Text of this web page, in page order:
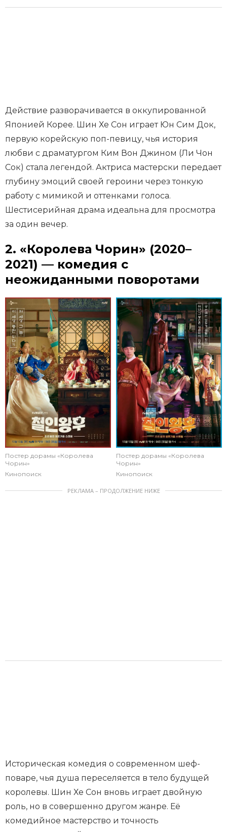
Действие разворачивается в оккупированной
Японией Корее. Шин Хе Сон играет Юн Сим Док,
первую корейскую поп-певицу, чья история
любви с драматургом Ким Вон Джином (Ли Чон
Сок) стала легендой. Актриса мастерски передает
глубину эмоций своей героини через тонкую
работу с мимикой и оттенками голоса.
Шестисерийная драма идеальна для просмотра
за один вечер.
2. «Королева Чорин» (2020–
2021) — комедия с
неожиданными поворотами
Постер дорамы «Королева
Чорин»
Кинопоиск
Постер дорамы «Королева
Чорин»
Кинопоиск
РЕКЛАМА – ПРОДОЛЖЕНИЕ НИЖЕ
Историческая комедия о современном шеф-
поваре, чья душа переселяется в тело будущей
королевы. Шин Хе Сон вновь играет двойную
роль, но в совершенно другом жанре. Её
комедийное мастерство и точность